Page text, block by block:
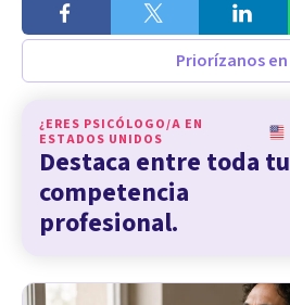
Priorízanos en
¿ERES PSICÓLOGO/A EN
ESTADOS UNIDOS
Destaca entre toda tu
competencia
profesional.